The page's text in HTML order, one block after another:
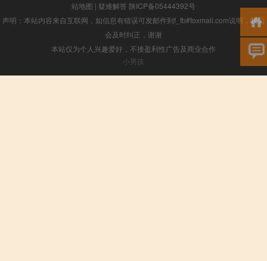
站地图 | 疑难解答 陕ICP备05444392号
声明：本站内容来自互联网，如信息有错误可发邮件到f_fb#foxmail.com说明，我们
会及时纠正，谢谢
本站仅为个人兴趣爱好，不接盈利性广告及商业合作
小男孩